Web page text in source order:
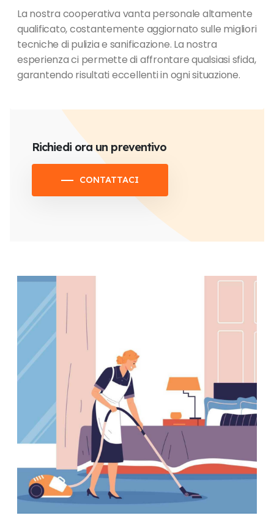
La nostra cooperativa vanta personale altamente
qualificato, costantemente aggiornato sulle migliori
tecniche di pulizia e sanificazione. La nostra
esperienza ci permette di affrontare qualsiasi sfida,
garantendo risultati eccellenti in ogni situazione.
Richiedi ora un preventivo
CONTATTACI